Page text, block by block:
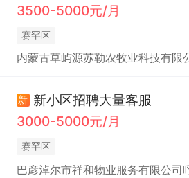
3500-5000元/月
赛罕区
内蒙古草屿源苏勒农牧业科技有限
新 新小区招聘大量客服
3000-5000元/月
赛罕区